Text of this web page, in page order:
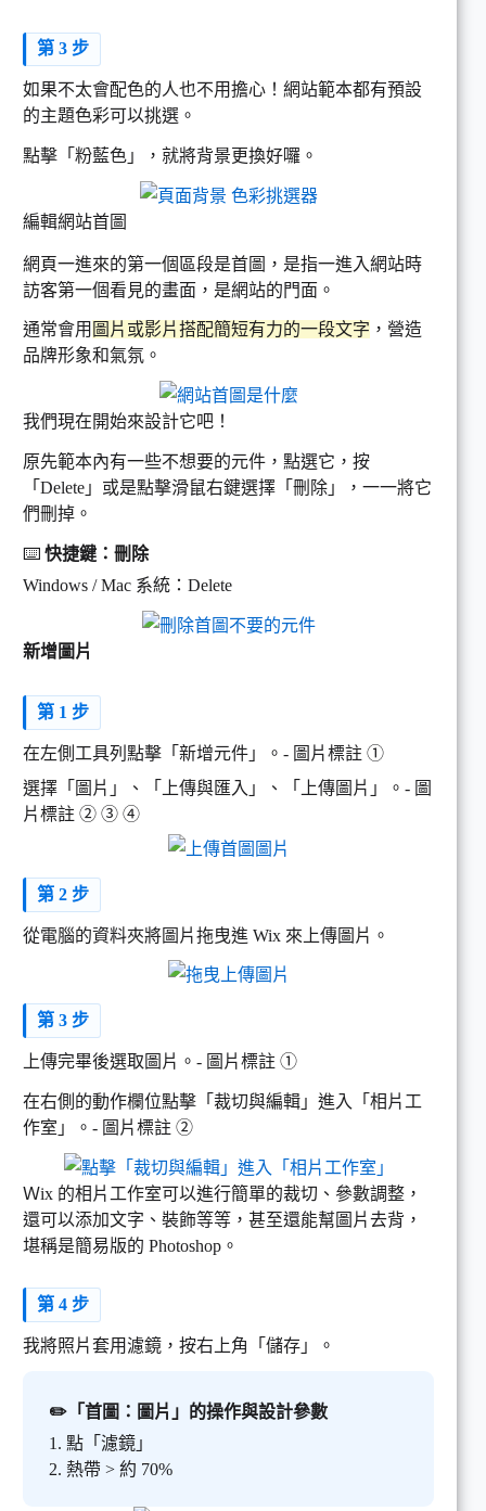
第 3 步
如果不太會配色的人也不用擔心！網站範本都有預設
的主題色彩可以挑選。
點擊「粉藍色」，就將背景更換好囉。
編輯網站首圖
網頁一進來的第一個區段是首圖，是指一進入網站時
訪客第一個看見的畫面，是網站的門面。
通常會用 圖片或影片搭配簡短有力的一段文字 ，營造
品牌形象和氣氛。
我們現在開始來設計它吧！
原先範本內有一些不想要的元件，點選它，按
「Delete」或是點擊滑鼠右鍵選擇「刪除」，一一將它
們刪掉。
⌨️ 快捷鍵：刪除
Windows / Mac 系統：Delete
新增圖片
第 1 步
在左側工具列點擊「新增元件」。- 圖片標註 ➀
選擇「圖片」、「上傳與匯入」、「上傳圖片」。- 圖
片標註 ➁ ➂ ➃
第 2 步
從電腦的資料夾將圖片拖曳進 Wix 來上傳圖片。
第 3 步
上傳完畢後選取圖片。- 圖片標註 ➀
在右側的動作欄位點擊「裁切與編輯」進入「相片工
作室」。- 圖片標註 ➁
Ｗix 的相片工作室可以進行簡單的裁切、參數調整，
還可以添加文字、裝飾等等，甚至還能幫圖片去背，
堪稱是簡易版的 Photoshop。
第 4 步
我將照片套用濾鏡，按右上角「儲存」。
✏️「首圖：圖片」的操作與設計參數
1. 點「濾鏡」
2. 熱帶 > 約 70%